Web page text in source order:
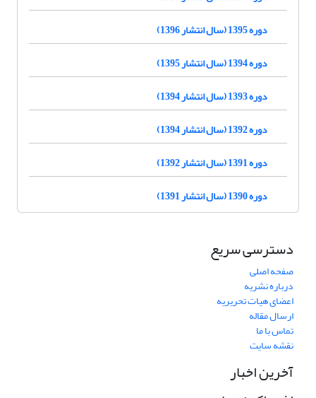
دوره 1395 (سال انتشار 1396)
دوره 1394 (سال انتشار 1395)
دوره 1393 (سال انتشار 1394)
دوره 1392 (سال انتشار 1394)
دوره 1391 (سال انتشار 1392)
دوره 1390 (سال انتشار 1391)
دسترسی سریع
صفحه اصلی
درباره نشریه
اعضای هیات تحریریه
ارسال مقاله
تماس با ما
نقشه سایت
آخرین اخبار